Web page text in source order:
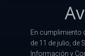
En cumplimiento
de 11 de julio, de
Información y